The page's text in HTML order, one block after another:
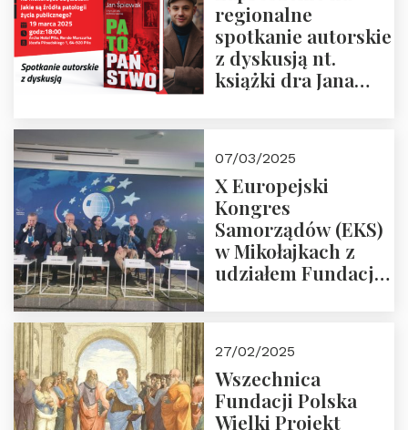
regionalne
spotkanie autorskie
z dyskusją nt.
książki dra Jana
07/03/2025
X Europejski
Kongres
Samorządów (EKS)
w Mikołajkach z
udziałem Fundacji
27/02/2025
Wszechnica
Fundacji Polska
Wielki Projekt